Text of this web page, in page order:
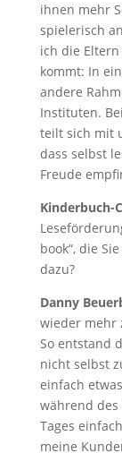
ihnen mehr
spielerisch
ich die
kommt: In
andere
Instituten.
teilt sich mit
dass selbst
Freude
Kinderbuch-
book“, die
dazu?
Danny
wieder mehr
So entstand
nicht selbst
einfach
während des
Tages
meine